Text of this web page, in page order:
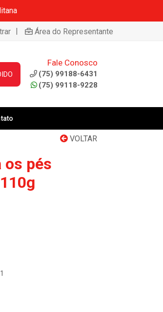
| Área do Representante
Fale Conosco
(75) 99188-6431
(75) 99118-9228
VOLTAR
os pés